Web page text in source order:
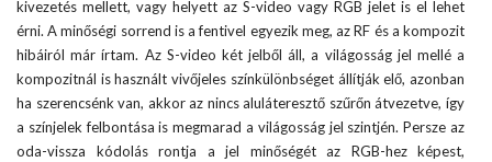
kivezetés mellett, vagy helyett az S-video vagy RGB jelet is el lehet
érni. A minőségi sorrend is a fentivel egyezik meg, az RF és a kompozit
hibáiról már írtam. Az S-video két jelből áll, a világosság jel mellé a
kompozitnál is használt vivőjeles színkülönbséget állítják elő, azonban
ha szerencsénk van, akkor az nincs aluláteresztő szűrőn átvezetve, így
a színjelek felbontása is megmarad a világosság jel szintjén. Persze az
oda-vissza kódolás rontja a jel minőségét az RGB-hez képest,